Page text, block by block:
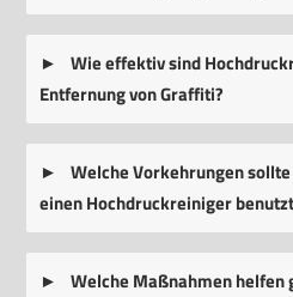
Wie effektiv sind
Entfernung von Graffiti?
Welche Vorkehrungen
einen Hochdruckreiniger
Welche Maßnahmen helfen